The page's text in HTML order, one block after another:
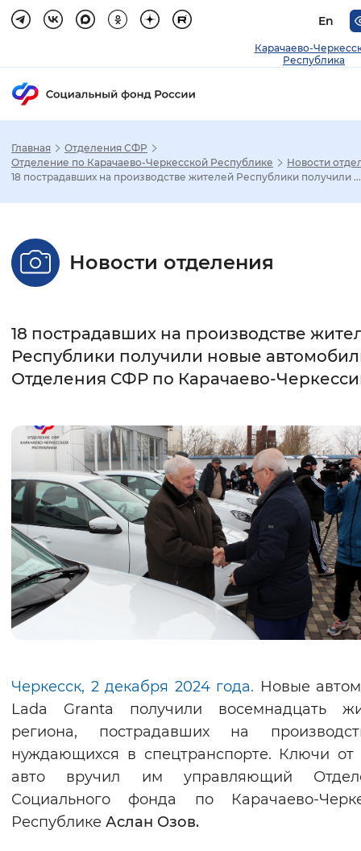
En
Карачаево-
Республика
Настройка режима отображения
Стандартный Увеличенный
Интервал между буквами
Нормальный Увеличенный
Цвет сайта
Монохромный Инверсивный
Синий фон
Изображения
Выключены
Воспроизвести Остановить
Вернуть стандартные настройки
Главная
Отделения СФР
Отделение по Карачаево-Черкесской Республике
Новости
18 пострадавших на производстве жителей Республики получили ...
Новости отделения
18 пострадавших на производстве
Республики получили новые
Отделения СФР по Карачаево-
Черкесск, 2 декабря 2024 года. Новые
Lada Granta получили восемнадцать
региона, пострадавших на
нуждающихся в спецтранспорте. Ключи от
авто вручил им управляющий
Социального фонда по Карачаево-
Республике Аслан Озов.